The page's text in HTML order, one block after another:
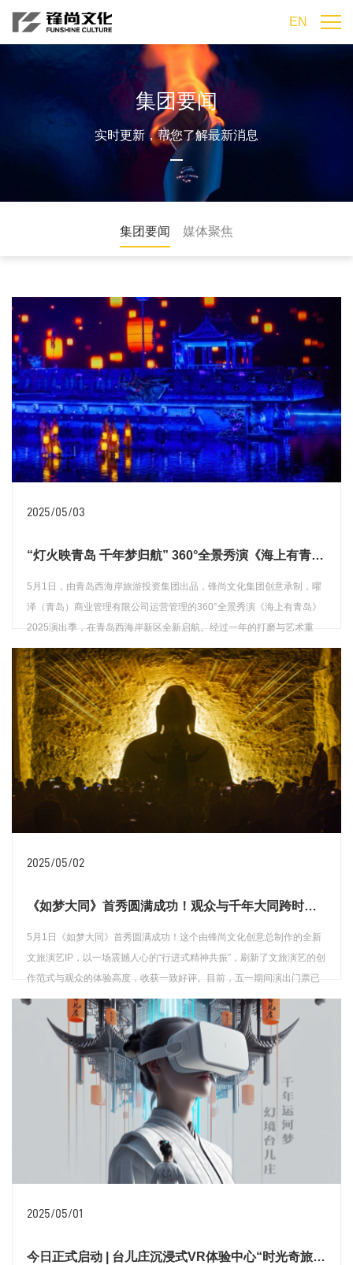
EN
集团要闻
实时更新，帮您了解最新消息
集团要闻 媒体聚焦
2025/05/03
“灯火映青岛 千年梦归航” 360°全景秀演《海上有青岛》2025演出季全新启航
5月1日，由青岛西海岸旅游投资集团出品，锋尚文化集团创意承制，曜
泽（青岛）商业管理有限公司运营管理的360°全景秀演《海上有青岛》
2025演出季，在青岛西海岸新区全新启航。经过一年的打磨与艺术重
塑，秀演以更加动人立体的形态回归。
查看详情
2025/05/02
《如梦大同》首秀圆满成功！观众与千年大同跨时空同频共振
5月1日《如梦大同》首秀圆满成功！这个由锋尚文化创意总制作的全新
文旅演艺IP，以一场震撼人心的“行进式精神共振”，刷新了文旅演艺的创
作范式与观众的体验高度，收获一致好评。目前，五一期间演出门票已
售罄，为回应观众的热烈期待，紧急加开场次，加场门票在短时间内被
抢购一空，以“一票难求”的火爆态势，充分印证了其非凡的艺术感染力。
查看详情
2025/05/01
今日正式启动 | 台儿庄沉浸式VR体验中心“时光奇旅”燃爆感官